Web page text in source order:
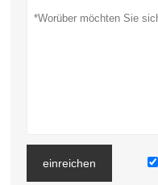
einreichen